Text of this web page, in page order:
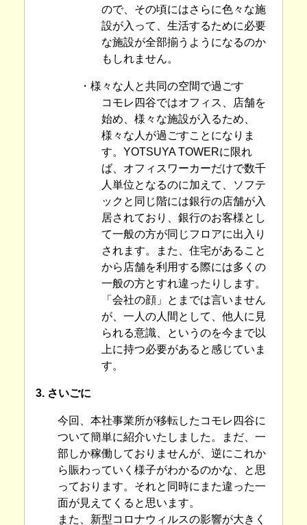
ので、その頃にはさらに色々な施
設が入って、生活するために必要
な施設が全部揃うようになるのか
もしれません。
・様々な人と共同の空間で過ごす
コモレ四谷ではオフィス、店舗を
始め、様々な施設が入るため、
様々な人が過ごすことになりま
す。YOTSUYA TOWERに限れ
ば、オフィスワーカーだけで数千
人単位となるのに加えて、ソフテ
ックと同じ階には銀行の店舗が入
居されており、銀行のお客様とし
て一般の方が同じフロアに出入り
されます。また、住宅があること
から店舗を利用する際には多くの
一般の方とすれ違ったりします。
「会社の顔」とまでは言いません
が、一人の人間として、他人に見
られる意識、というのを今まで以
上に持つ必要があると感じていま
す。
3. さいごに
今回、本社事業所が移転したコモレ四谷に
ついて簡単に紹介いたしました。まだ、一
部しか稼働しておりませんが、逆にこれか
ら賑わっていく様子がわかるのかな、と思
っております。それと同時にまた違った一
面が見えてくると思います。
また、新型コロナウィルスの影響が大きく